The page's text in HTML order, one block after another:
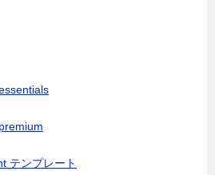
テンプレート